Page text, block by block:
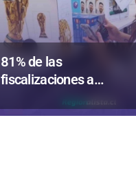
81% de las
fiscalizaciones a
Antofagasta termina en